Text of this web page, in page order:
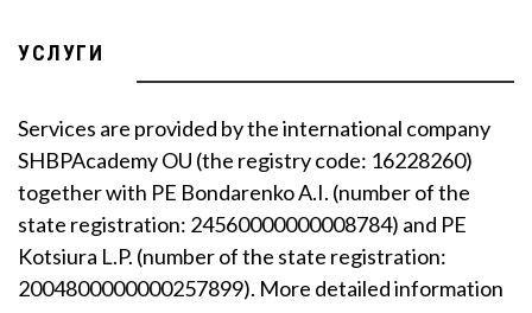
УСЛУГИ
Services are provided by the international company
SHBPAcademy OU (the registry code: 16228260)
together with PE Bondarenko A.I. (number of the
state registration: 24560000000008784) and PE
Kotsiura L.P. (number of the state registration:
2004800000000257899). More detailed information